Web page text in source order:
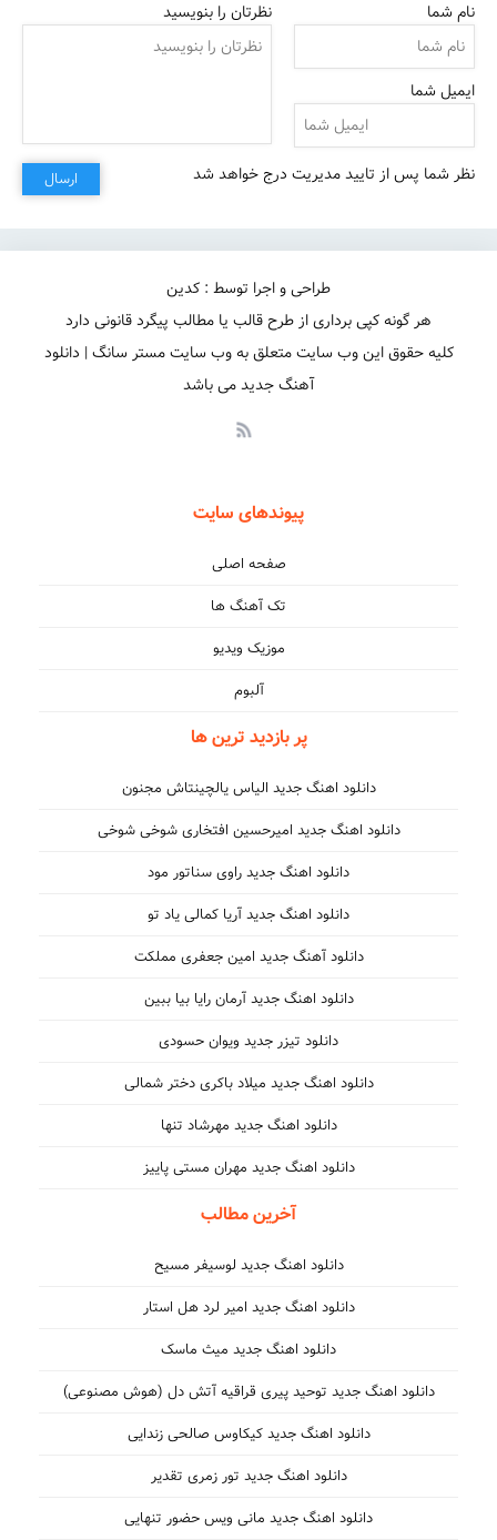
نام شما
ایمیل شما
نظرتان را بنویسید
نظر شما پس از تایید مدیریت درج خواهد شد ارسال
طراحی و اجرا توسط : کدین
هر گونه کپی برداری از طرح قالب یا مطالب پیگرد قانونی دارد
کلیه حقوق این وب سایت متعلق به وب سایت مستر سانگ | دانلود
آهنگ جدید می باشد
پیوندهای سایت
صفحه اصلی
تک آهنگ ها
موزیک ویدیو
آلبوم
پر بازدید ترین ها
دانلود اهنگ جدید الیاس یالچینتاش مجنون
دانلود اهنگ جدید امیرحسین افتخاری شوخی شوخی
دانلود اهنگ جدید راوی سناتور مود
دانلود اهنگ جدید آریا کمالی یاد تو
دانلود آهنگ جدید امین جعفری مملکت
دانلود اهنگ جدید آرمان رایا بیا ببین
دانلود تیزر جدید ویوان حسودی
دانلود اهنگ جدید میلاد باکری دختر شمالی
دانلود اهنگ جدید مهرشاد تنها
دانلود اهنگ جدید مهران مستی پاییز
آخرین مطالب
دانلود اهنگ جدید لوسیفر مسیح
دانلود اهنگ جدید امیر لرد هل استار
دانلود اهنگ جدید میث ماسک
دانلود اهنگ جدید توحید پیری قراقیه آتش دل (هوش مصنوعی)
دانلود اهنگ جدید کیکاوس صالحی زندایی
دانلود اهنگ جدید تور زمری تقدیر
دانلود اهنگ جدید مانی ویس حضور تنهایی